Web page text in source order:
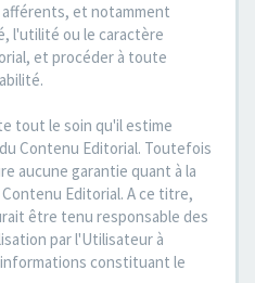
et notamment
l'utilité ou le caractère
et procéder à toute
tout le soin qu'il estime
Contenu Editorial. Toutefois
aucune garantie quant à la
Editorial. A ce titre,
être tenu responsable des
par l'Utilisateur à
constituant le